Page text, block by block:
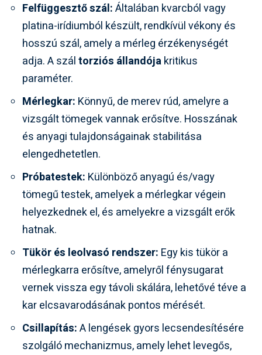
Felfüggesztő szál:Általában kvarcból vagy
platina-irídiumból készült, rendkívül vékony és
hosszú szál, amely a mérleg érzékenységét
adja. A száltorziós állandójakritikus
paraméter.
Mérlegkar: Könnyű, de merev rúd, amelyre a
vizsgált tömegek vannak erősítve. Hosszának
és anyagi tulajdonságainak stabilitása
elengedhetetlen.
Próbatestek: Különböző anyagú és/vagy
tömegű testek, amelyek a mérlegkar végein
helyezkednek el, és amelyekre a vizsgált erők
hatnak.
Tükör és leolvasó rendszer: Egy kis tükör a
mérlegkarra erősítve, amelyről fénysugarat
vernek vissza egy távoli skálára, lehetővé téve a
kar elcsavarodásának pontos mérését.
Csillapítás:A lengések gyors lecsendesítésére
szolgáló mechanizmus, amely lehet levegős,